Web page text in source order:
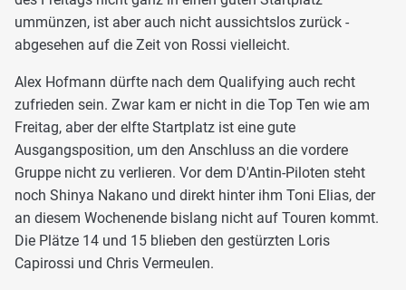
ummünzen, ist aber auch nicht aussichtslos zurück -
abgesehen auf die Zeit von Rossi vielleicht.
Alex Hofmann dürfte nach dem Qualifying auch recht
zufrieden sein. Zwar kam er nicht in die Top Ten wie am
Freitag, aber der elfte Startplatz ist eine gute
Ausgangsposition, um den Anschluss an die vordere
Gruppe nicht zu verlieren. Vor dem D'Antin-Piloten steht
noch Shinya Nakano und direkt hinter ihm Toni Elias, der
an diesem Wochenende bislang nicht auf Touren kommt.
Die Plätze 14 und 15 blieben den gestürzten Loris
Capirossi und Chris Vermeulen.